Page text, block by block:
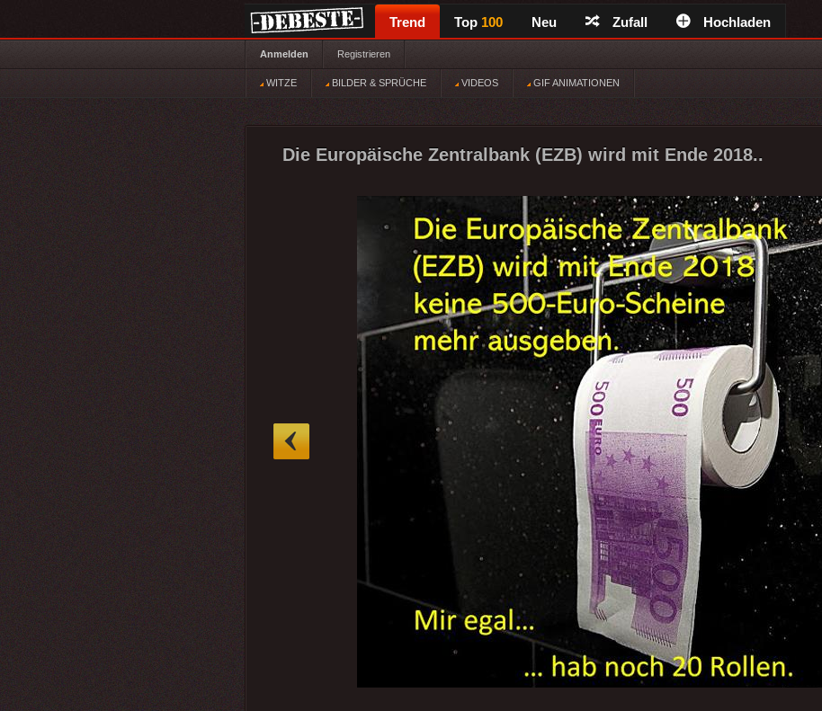
Trend Top 100 Neu Zufall Hochladen
Anmelden Registrieren
WITZE BILDER & SPRÜCHE VIDEOS GIF ANIMATIONEN
Die Europäische Zentralbank (EZB) wird mit Ende 2018..